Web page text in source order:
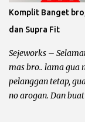
ditambah 0.25 mm
Overize 50 piston
diameter piston
diameter ditambah
...
Komplit Banget
dan Supra Fit
Sejeworks –
mas bro.. lama gua
pelanggan tetap,
no arogan. Dan